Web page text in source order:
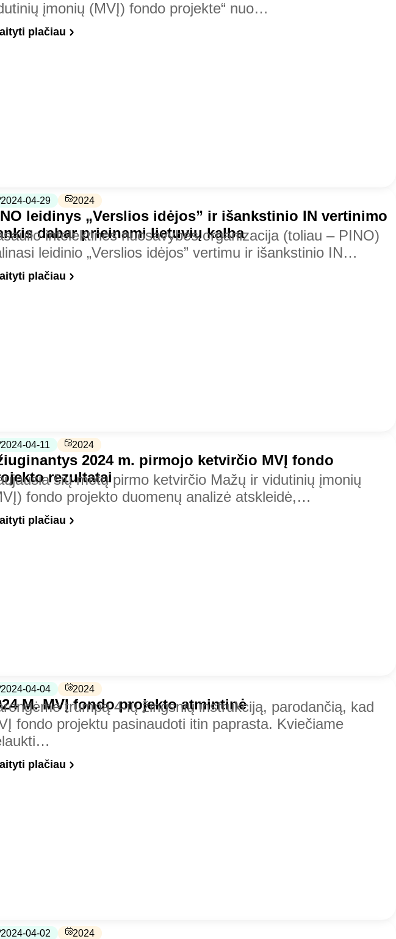
įmonių (MVĮ) fondo projekte“ nuo…
plačiau
2024-04-29 2024
leidinys „Verslios idėjos” ir išankstinio IN vertinimo
dabar prieinami lietuvių kalba
intelektinės nuosavybės organizacija (toliau – PINO)
leidinio „Verslios idėjos” vertimu ir išankstinio IN…
plačiau
2024-04-11 2024
2024 m. pirmojo ketvirčio MVĮ fondo
rezultatai
šių metų pirmo ketvirčio Mažų ir vidutinių įmonių
fondo projekto duomenų analizė atskleidė,…
plačiau
2024-04-04 2024
M. MVĮ fondo projekto atmintinė
trumpą 4-ių žingsnių instrukciją, parodančią, kad
fondo projektu pasinaudoti itin paprasta. Kviečiame
plačiau
2024-04-02 2024